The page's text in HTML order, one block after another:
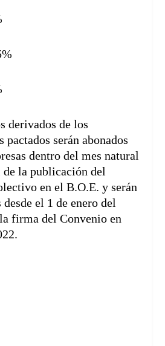
derivados de los
pactados serán abonados
dentro del mes natural
la publicación del
en el B.O.E. y serán
desde el 1 de enero del
firma del Convenio en